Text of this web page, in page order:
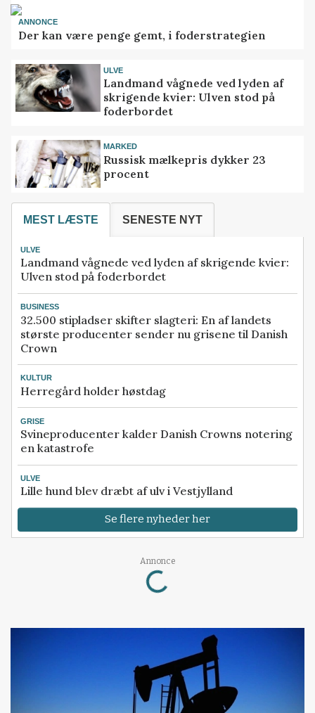
ANNONCE
Der kan være penge gemt, i foderstrategien
ULVE
Landmand vågnede ved lyden af
skrigende kvier: Ulven stod på
foderbordet
MARKED
Russisk mælkepris dykker 23
procent
MEST LÆSTE SENESTE NYT
ULVE
Landmand vågnede ved lyden af skrigende kvier:
Ulven stod på foderbordet
BUSINESS
32.500 stipladser skifter slagteri: En af landets
største producenter sender nu grisene til Danish
Crown
KULTUR
Herregård holder høstdag
GRISE
Svineproducenter kalder Danish Crowns notering
en katastrofe
ULVE
Lille hund blev dræbt af ulv i Vestjylland
Se flere nyheder her
Annonce
Loading...